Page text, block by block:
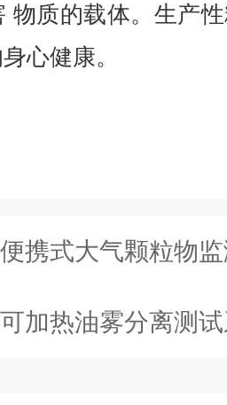
物质的载体。生产
心健康。
便携式大气颗粒物
可加热油雾分离测